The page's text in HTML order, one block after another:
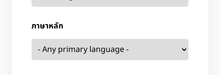
ภาษาหลัก